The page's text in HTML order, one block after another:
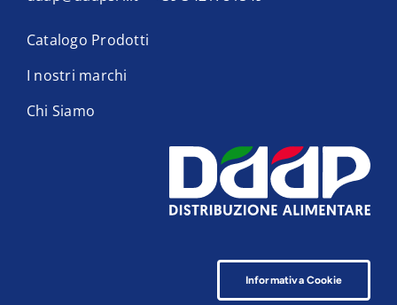
Catalogo Prodotti
I nostri marchi
Chi Siamo
Informativa Cookie